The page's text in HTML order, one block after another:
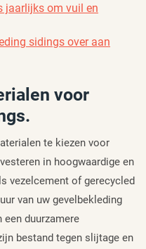
jaarlijks om vuil en
sidings over aan
voor
te kiezen voor
in hoogwaardige en
vezelcement of gerecycled
van uw gevelbekleding
een duurzamere
bestand tegen slijtage en